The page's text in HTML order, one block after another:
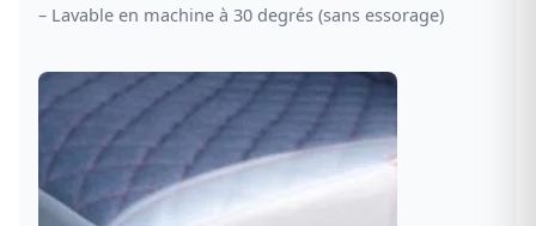
– Lavable en machine à 30 degrés (sans essorage)